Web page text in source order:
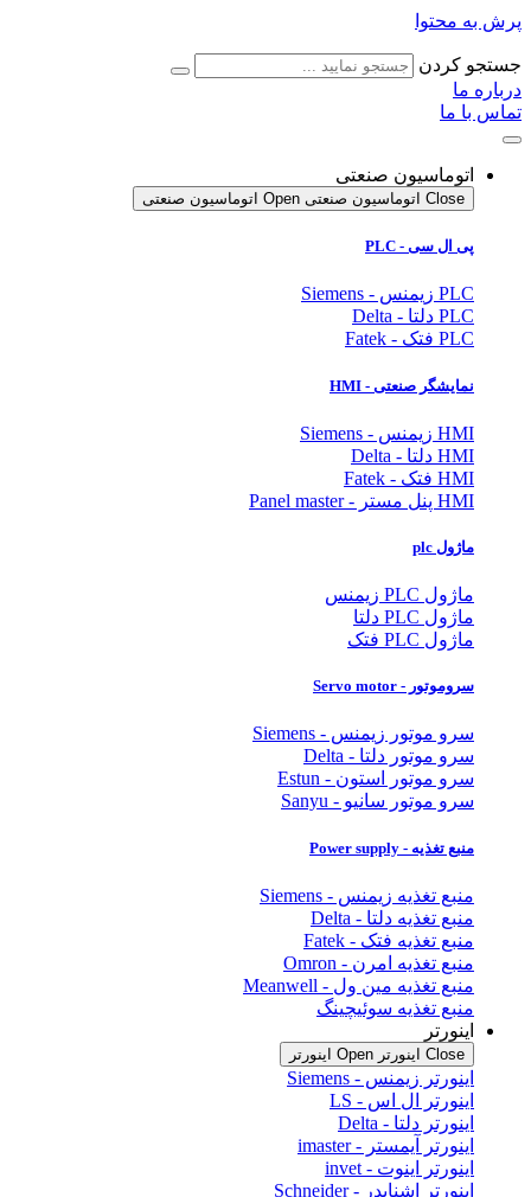
پرش به محتوا
جستجو کردن
درباره ما
تماس با ما
اتوماسیون صنعتی
Close اتوماسیون صنعتی Open اتوماسیون صنعتی
پی ال سی - PLC
PLC زیمنس - Siemens
PLC دلتا - Delta
PLC فتک - Fatek
نمایشگر صنعتی - HMI
HMI زیمنس - Siemens
HMI دلتا - Delta
HMI فتک - Fatek
HMI پنل مستر - Panel master
ماژول plc
ماژول PLC زیمنس
ماژول PLC دلتا
ماژول PLC فتک
سروموتور - Servo motor
سرو موتور زیمنس - Siemens
سرو موتور دلتا - Delta
سرو موتور استون - Estun
سرو موتور سانیو - Sanyu
منبع تغذیه - Power supply
منبع تغذیه زیمنس - Siemens
منبع تغذیه دلتا - Delta
منبع تغذیه فتک - Fatek
منبع تغذیه امرن - Omron
منبع تغذیه مین ول - Meanwell
منبع تغذیه سوئیچینگ
اینورتر
Close اینورتر Open اینورتر
اینورتر زیمنس - Siemens
اینورتر ال اس - LS
اینورتر دلتا - Delta
اینورتر آیمستر - imaster
اینورتر اینوت - invet
اینورتر اشنایدر - Schneider